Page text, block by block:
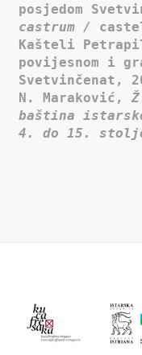
posjedom
castrum /
Kašteli
povijesnom i
Svetvinčenat,
N. Maraković,
baština
4. do 15.